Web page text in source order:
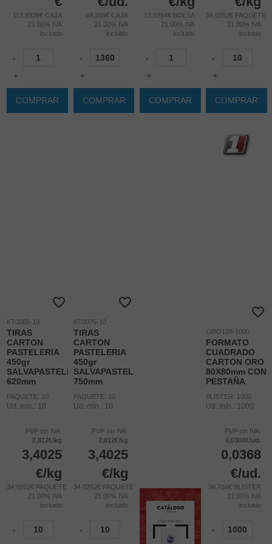
113,9336€ CAJA
21.00% IVA
incluido
-
+
COMPRAR
49,368€ CAJA
21.00% IVA
incluido
-
+
COMPRAR
13,0294€ BOLSA
21.00% IVA
incluido
-
+
COMPRAR
34,0252€ PAQUETE
21.00% IVA
incluido
-
+
COMPRAR
KT0065-10
TIRAS
CARTON
PASTELERIA
450gr
SALVAPASTELES
620mm
PAQUETE: 10
Ud. mín.: 10
PVP sin IVA:
2,812€/kg
3,4025
€/kg
34,0252€ PAQUETE
21.00% IVA
incluido
-
KT0075-10
TIRAS
CARTON
PASTELERIA
450gr
SALVAPASTELES
750mm
PAQUETE: 10
Ud. mín.: 10
PVP sin IVA:
2,812€/kg
3,4025
€/kg
34,0252€ PAQUETE
21.00% IVA
incluido
-
ORO108-1000
FORMATO
CUADRADO
CARTON ORO
80X80mm CON
PESTAÑA
BLISTER: 1000
Ud. mín.: 1000
PVP sin IVA:
0,0304€/ud.
0,0368
€/ud.
36,784€ BLISTER
21.00% IVA
incluido
-